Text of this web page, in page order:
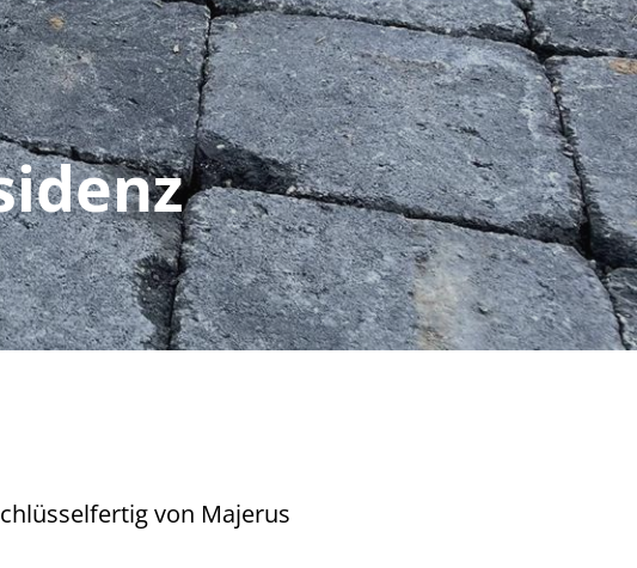
von Majerus